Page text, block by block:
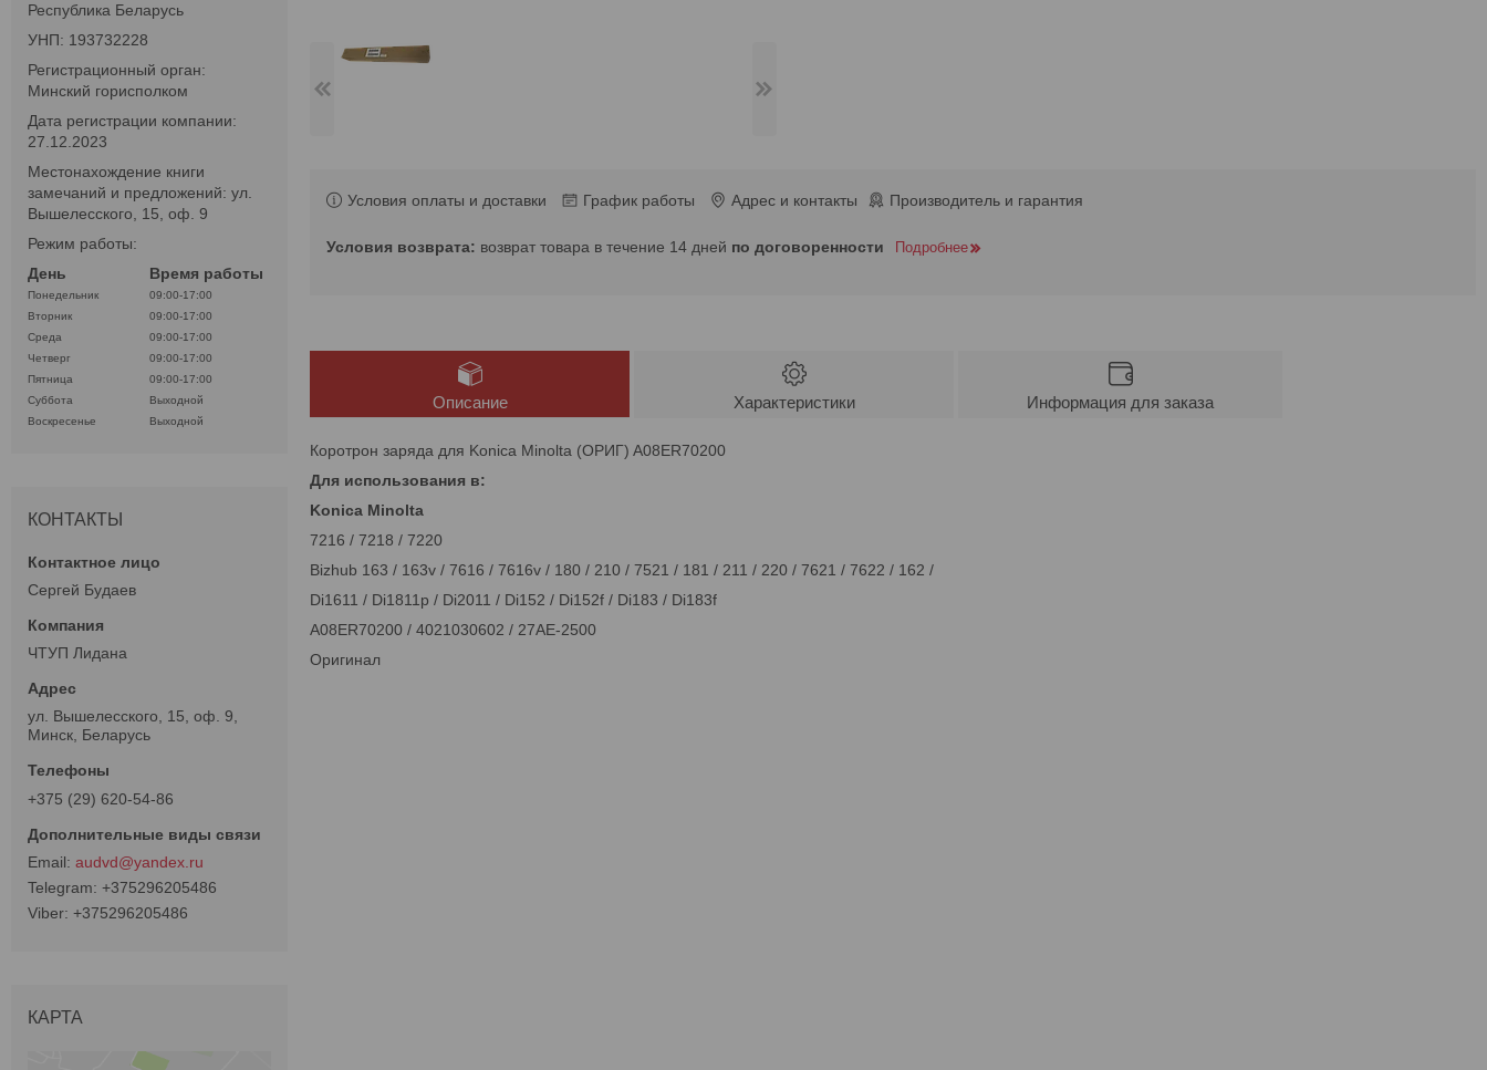
Условия оплаты и доставки График работы Адрес и контакты Производитель и гарантия
возврат товара в течение 14 дней по договоренности Подробнее
Описание Характеристики Информация для заказа
Коротрон заряда для Konica Minolta (ОРИГ) A08ER70200
Для использования в:
Konica Minolta
7216 / 7218 / 7220
Bizhub 163 / 163v / 7616 / 7616v / 180 / 210 / 7521 / 181 / 211 / 220 / 7621 / 7622 / 162 /
Di1611 / Di1811p / Di2011 / Di152 / Di152f / Di183 / Di183f
A08ER70200 / 4021030602 / 27AE-2500
Оригинал
Республика Беларусь
УНП: 193732228
Регистрационный орган:
Минский горисполком
Дата регистрации компании:
27.12.2023
Местонахождение книги
замечаний и предложений: ул.
Вышелесского, 15, оф. 9
Режим работы:
День
Время работы
Понедельник
09:00-17:00
Вторник
09:00-17:00
Среда
09:00-17:00
Четверг
09:00-17:00
Пятница
09:00-17:00
Суббота
Выходной
Воскресенье
Выходной
КОНТАКТЫ
Сергей Будаев
ЧТУП Лидана
ул. Вышелесского, 15, оф. 9,
Минск, Беларусь
+375 (29) 620-54-86
audvd@yandex.ru
+375296205486
+375296205486
КАРТА